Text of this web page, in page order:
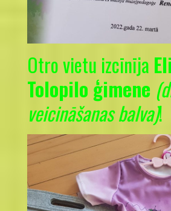
Otro vietu izcīnīja
Tolopilo ģimene
veicināšanas balva)!